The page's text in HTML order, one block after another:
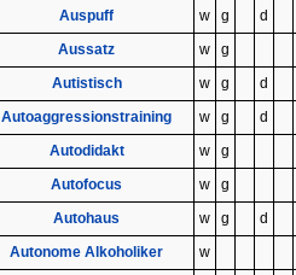
Auspuff
w g
d
Aussatz
w
g
Autistisch
w g
d
Autoaggressionstraining
w g
d
Autodidakt
w
g
Autofocus
w
g
Autohaus
w g
d
Autonome Alkoholiker
w